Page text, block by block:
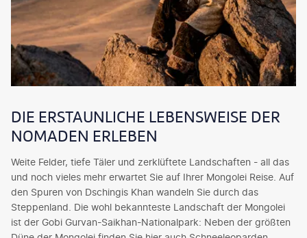
DIE ERSTAUNLICHE LEBENSWEISE DER
NOMADEN ERLEBEN
Weite Felder, tiefe Täler und zerklüftete Landschaften - all das
und noch vieles mehr erwartet Sie auf Ihrer Mongolei Reise. Auf
den Spuren von Dschingis Khan wandeln Sie durch das
Steppenland. Die wohl bekannteste Landschaft der Mongolei
ist der Gobi Gurvan-Saikhan-Nationalpark: Neben der größten